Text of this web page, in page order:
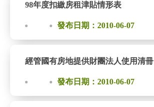
98年度扣繳房租津貼情形表
發布日期：2010-06-07
經管國有房地提供財團法人使用清冊
發布日期：2010-06-07